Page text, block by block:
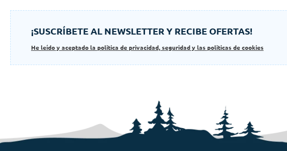
¡SUSCRÍBETE AL NEWSLETTER Y RECIBE OFERTAS!
He leído y aceptado la politica de privacidad, seguridad y las politicas de cookies